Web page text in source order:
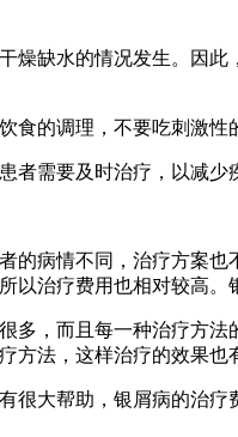
缺水的情况发生。因
的调理，不要吃刺激性
需要及时治疗，以减
病情不同，治疗方案
治疗费用也相对较高
，而且每一种治疗方
方法，这样治疗的效果也
很大帮助，银屑病的治